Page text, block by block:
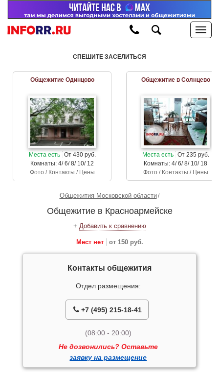
СПЕШИТЕ ЗАСЕЛИТЬСЯ
Общежитие Одинцово
Места есть От 430 руб.
Комнаты: 4/ 6/ 8/ 10/ 12
Фото / Контакты / Цены
Общежитие в Солнцево
Места есть От 235 руб.
Комнаты: 4/ 6/ 8/ 10/ 18
Фото / Контакты / Цены
Общежития Московской области
Общежитие в Красноармейске
+ Добавить к сравнению
Мест нет от 150 руб.
Контакты общежития
Отдел размещения:
+7 (495) 215-18-41
(08:00 - 20:00)
Не дозвонились? Оставьте
заявку на размещение